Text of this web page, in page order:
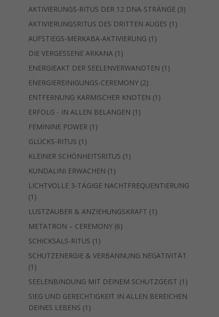
Produkt
AKTIVIERUNGS-RITUS DER 12 DNA-STRÄNGE 33
AKTIVIERUNGSRITUS DES DRITTEN AUGES 1 1
AUFSTIEGS-MERKABA-AKTIVIERUNG 1 1
DIE VERGESSENE ARKANA 1 1
Produkt
ENERGIEAKT DER SEELENVERWANDTEN 1 1
ENERGIEREINIGUNGS-CEREMONY 22
Produkte
ENTFERNUNG KARMISCHER KNOTEN 1 1
ERFOLG - IN ALLEN BELANGEN 1 1
FEMININE POWER 1 1
GLÜCKS-RITUS 1 1
Produkt
KLEINER SCHÖNHEITSRITUS 1 1
KUNDALINI ERWACHEN 1 1
Produkt
LICHTVOLLE 3-TÄGIGE NACHTFREQUENTIERUNG
1 1
Produkt
LUSTZAUBER & ANZIEHUNGSKRAFT 1 1
METATRON – CEREMONY 66
SCHICKSALS-RITUS 1 1
Produkt
SCHUTZENERGIE & VERBANNUNG NEGATIVITÄT
1 1
Produkt
SEELENBINDUNG MIT DEINEM SCHUTZGEIST 1 1
Produkt
SIEG UND GERECHTIGKEIT IN ALLEN BEREICHEN
DEINES LEBENS 1 1